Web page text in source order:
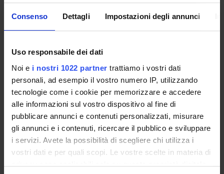
Consenso Dettagli Impostazioni degli annunci
Uso responsabile dei dati
Noi e i nostri 1022 partner trattiamo i vostri dati
personali, ad esempio il vostro numero IP, utilizzando
tecnologie come i cookie per memorizzare e accedere
alle informazioni sul vostro dispositivo al fine di
pubblicare annunci e contenuti personalizzati, misurare
gli annunci e i contenuti, ricercare il pubblico e sviluppare
i servizi. Avete la possibilità di scegliere chi utilizza i
vostri dati e per quali scopi. Le vostre scelte in materia di
privacy sono applicabili solo su questa proprietà digitale
Location
VERONA
Main Department
Humanities
Subject area
Education, Philosophy and Social Work